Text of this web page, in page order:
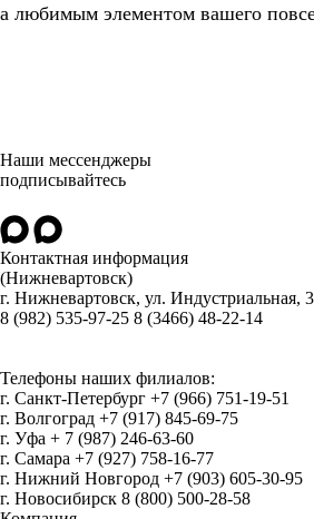
а любимым элементом вашего
Наши мессенджеры
подписывайтесь
Контактная информация
(Нижневартовск)
г. Нижневартовск, ул. Индустриальная,
8 (982) 535-97-25 8 (3466) 48-22-14
Телефоны наших филиалов:
г. Санкт-Петербург +7 (966) 751-19-51
г. Волгоград +7 (917) 845-69-75
г. Уфа + 7 (987) 246-63-60
г. Самара +7 (927) 758-16-77
г. Нижний Новгород +7 (903) 605-30-95
г. Новосибирск 8 (800) 500-28-58